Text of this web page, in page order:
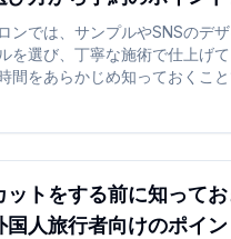
ンでは、サンプルやSNSのデ
を選び、丁寧な施術で仕上げ
間をあらかじめ知っておくこと
ル体験を楽しめます。
ットをする前に知ってお
国人旅行者向けのポイ